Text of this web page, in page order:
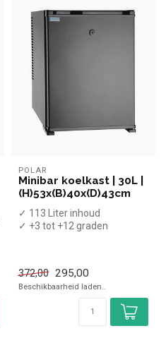
POLAR
Minibar koelkast | 30L |
(H)53x(B)40x(D)43cm
✓ 113 Liter inhoud
✓ +3 tot +12 graden
372,00 295,00
Beschikbaarheid laden..